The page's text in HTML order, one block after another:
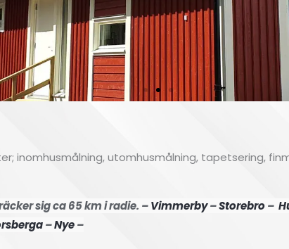
inomhusmålning, utomhusmålning, tapetsering,
sig ca 65 km i radie. –Vimmerby–Storebro–
–Nye–